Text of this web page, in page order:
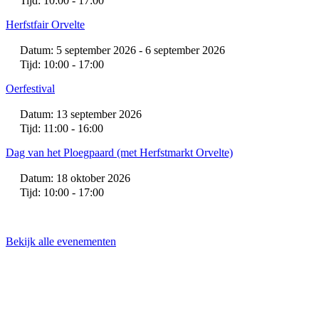
Herfstfair Orvelte
Datum: 5 september 2026 - 6 september 2026
Tijd: 10:00 - 17:00
Oerfestival
Datum: 13 september 2026
Tijd: 11:00 - 16:00
Dag van het Ploegpaard (met Herfstmarkt Orvelte)
Datum: 18 oktober 2026
Tijd: 10:00 - 17:00
Bekijk alle evenementen